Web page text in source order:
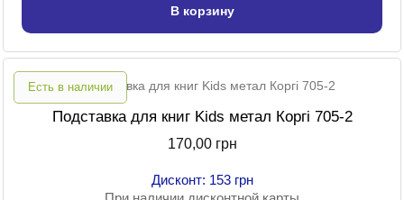
В корзину
Есть в наличии
Подставка для книг Kids метал Коргі 705-2
170,00 грн
Дисконт: 153 грн